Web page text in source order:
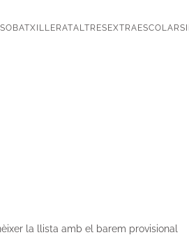
BATXILLERATALTRES EXTRAESCOLARS
la llista amb el barem provisional